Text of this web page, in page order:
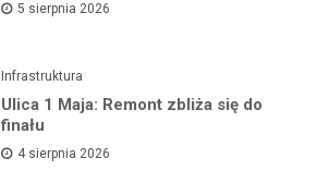
5 sierpnia 2026
Infrastruktura
Ulica 1 Maja: Remont zbliża się do
finału
4 sierpnia 2026